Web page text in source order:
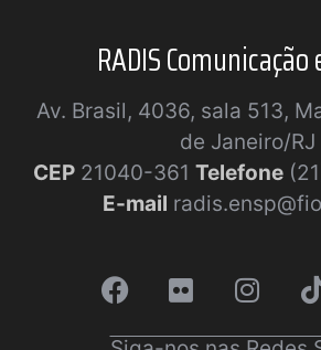
RADIS Comunicação
Av. Brasil, 4036, sala 513,
de Janeiro/RJ
CEP 21040-361 Telefone
E-mail